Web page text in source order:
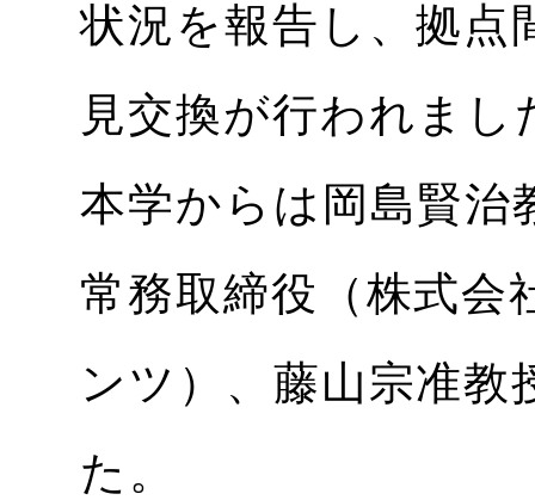
状況を報告し、拠点
見交換が行われまし
本学からは岡島賢治
常務取締役（株式会
ンツ）、藤山宗准教
た。